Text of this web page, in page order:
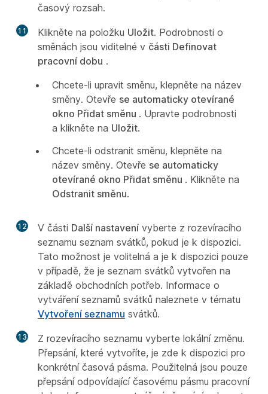
časový rozsah.
11 Klikněte na položku Uložit. Podrobnosti o
směnách jsou viditelné v části Definovat
pracovní dobu .
Chcete-li upravit směnu, klepněte na název
směny. Otevře se automaticky otevírané
okno Přidat směnu . Upravte podrobnosti
a klikněte na Uložit.
Chcete-li odstranit směnu, klepněte na
název směny. Otevře se automaticky
otevírané okno Přidat směnu . Klikněte na
Odstranit směnu.
12 V části Další nastavení vyberte z rozevíracího
seznamu seznam svátků, pokud je k dispozici.
Tato možnost je volitelná a je k dispozici pouze
v případě, že je seznam svátků vytvořen na
základě obchodních potřeb. Informace o
vytváření seznamů svátků naleznete v tématu
Vytvoření seznamu svátků.
13
Z rozevíracího seznamu vyberte lokální změnu.
Přepsání, které vytvoříte, je zde k dispozici pro
konkrétní časová pásma. Použitelná jsou pouze
přepsání odpovídající časovému pásmu pracovní